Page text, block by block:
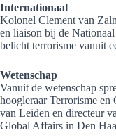
Internationaal
Kolonel Clement van
en liaison bij de
belicht terrorisme vanuit
Wetenschap
Vanuit de wetenschap
hoogleraar Terrorisme en
van Leiden en directeur
Global Affairs in Den